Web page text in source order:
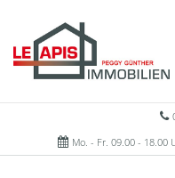
Mo. - Fr. 09.00 - 18.00